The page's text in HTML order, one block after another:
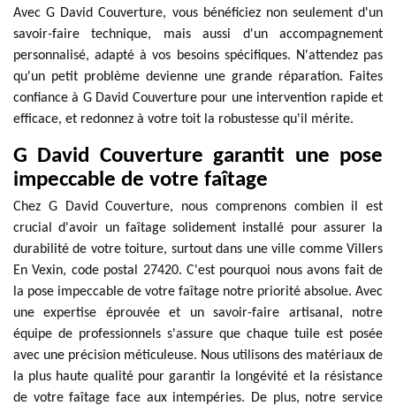
Avec G David Couverture, vous bénéficiez non seulement d'un
savoir-faire technique, mais aussi d'un accompagnement
personnalisé, adapté à vos besoins spécifiques. N'attendez pas
qu'un petit problème devienne une grande réparation. Faites
confiance à G David Couverture pour une intervention rapide et
efficace, et redonnez à votre toit la robustesse qu'il mérite.
G David Couverture garantit une pose
impeccable de votre faîtage
Chez G David Couverture, nous comprenons combien il est
crucial d'avoir un faîtage solidement installé pour assurer la
durabilité de votre toiture, surtout dans une ville comme Villers
En Vexin, code postal 27420. C'est pourquoi nous avons fait de
la pose impeccable de votre faîtage notre priorité absolue. Avec
une expertise éprouvée et un savoir-faire artisanal, notre
équipe de professionnels s'assure que chaque tuile est posée
avec une précision méticuleuse. Nous utilisons des matériaux de
la plus haute qualité pour garantir la longévité et la résistance
de votre faîtage face aux intempéries. De plus, notre service